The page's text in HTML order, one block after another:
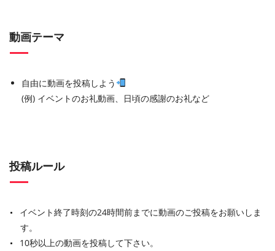
動画テーマ
自由に動画を投稿しよう
(例) イベントのお礼動画、日頃の感謝のお礼など
投稿ルール
イベント終了時刻の24時間前までに動画のご投稿をお願いしま
す。
10秒以上の動画を投稿して下さい。